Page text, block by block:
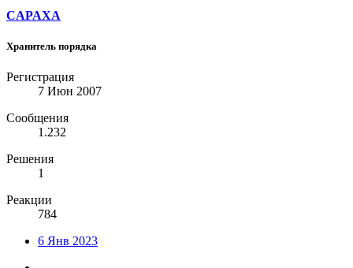
CAPAXA
Хранитель порядка
Регистрация
7 Июн 2007
Сообщения
1.232
Решения
1
Реакции
784
6 Янв 2023